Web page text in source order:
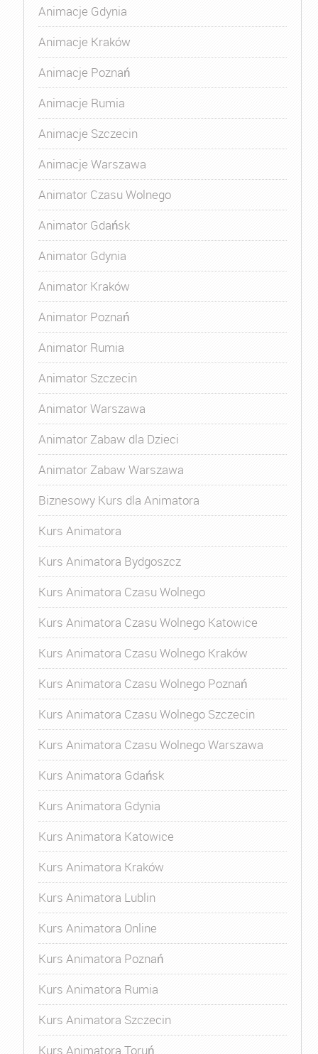
Animacje Gdynia
Animacje Kraków
Animacje Poznań
Animacje Rumia
Animacje Szczecin
Animacje Warszawa
Animator Czasu Wolnego
Animator Gdańsk
Animator Gdynia
Animator Kraków
Animator Poznań
Animator Rumia
Animator Szczecin
Animator Warszawa
Animator Zabaw dla Dzieci
Animator Zabaw Warszawa
Biznesowy Kurs dla Animatora
Kurs Animatora
Kurs Animatora Bydgoszcz
Kurs Animatora Czasu Wolnego
Kurs Animatora Czasu Wolnego Katowice
Kurs Animatora Czasu Wolnego Kraków
Kurs Animatora Czasu Wolnego Poznań
Kurs Animatora Czasu Wolnego Szczecin
Kurs Animatora Czasu Wolnego Warszawa
Kurs Animatora Gdańsk
Kurs Animatora Gdynia
Kurs Animatora Katowice
Kurs Animatora Kraków
Kurs Animatora Lublin
Kurs Animatora Online
Kurs Animatora Poznań
Kurs Animatora Rumia
Kurs Animatora Szczecin
Kurs Animatora Toruń